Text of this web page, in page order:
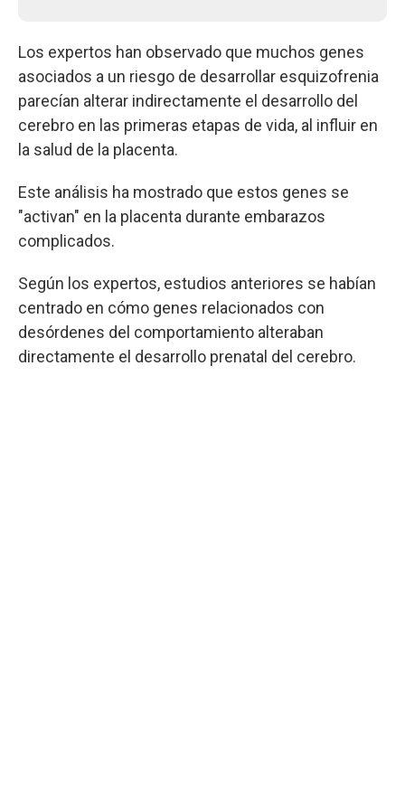
Los expertos han observado que muchos genes
asociados a un riesgo de desarrollar esquizofrenia
parecían alterar indirectamente el desarrollo del
cerebro en las primeras etapas de vida, al influir en
la salud de la placenta.
Este análisis ha mostrado que estos genes se
"activan" en la placenta durante embarazos
complicados.
Según los expertos, estudios anteriores se habían
centrado en cómo genes relacionados con
desórdenes del comportamiento alteraban
directamente el desarrollo prenatal del cerebro.